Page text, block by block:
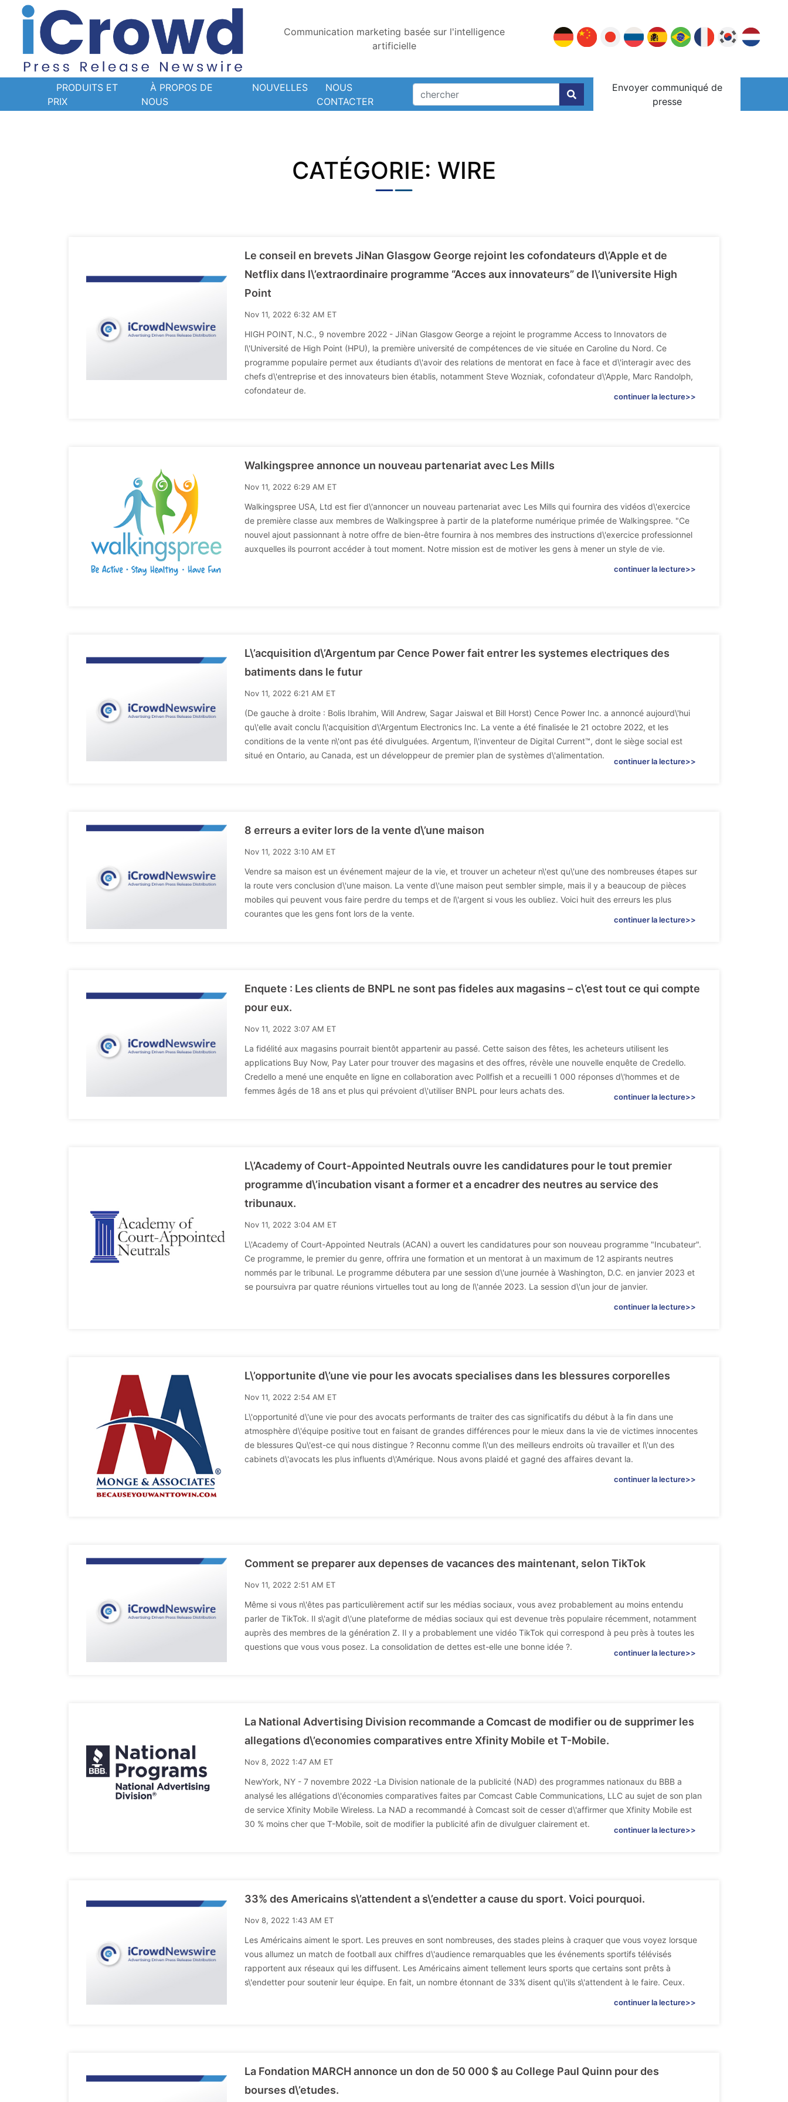
Communication marketing basée sur l'intelligence
artificielle
PRODUITS ET
PRIX
À PROPOS DE
NOUS
NOUVELLES
NOUS
CONTACTER
Envoyer communiqué de
presse
CATÉGORIE: WIRE
Le conseil en brevets JiNan Glasgow George rejoint les cofondateurs d\’Apple et de
Netflix dans l\’extraordinaire programme “Acces aux innovateurs” de l\’universite High
Point
Nov 11, 2022 6:32 AM ET
HIGH POINT, N.C., 9 novembre 2022 - JiNan Glasgow George a rejoint le programme Access to Innovators de
l\'Université de High Point (HPU), la première université de compétences de vie située en Caroline du Nord. Ce
programme populaire permet aux étudiants d\'avoir des relations de mentorat en face à face et d\'interagir avec des
chefs d\'entreprise et des innovateurs bien établis, notamment Steve Wozniak, cofondateur d\'Apple, Marc Randolph,
cofondateur de.
continuer la lecture>>
Walkingspree annonce un nouveau partenariat avec Les Mills
Nov 11, 2022 6:29 AM ET
Walkingspree USA, Ltd est fier d\'annoncer un nouveau partenariat avec Les Mills qui fournira des vidéos d\'exercice
de première classe aux membres de Walkingspree à partir de la plateforme numérique primée de Walkingspree. "Ce
nouvel ajout passionnant à notre offre de bien-être fournira à nos membres des instructions d\'exercice professionnel
auxquelles ils pourront accéder à tout moment. Notre mission est de motiver les gens à mener un style de vie.
continuer la lecture>>
L\’acquisition d\’Argentum par Cence Power fait entrer les systemes electriques des
batiments dans le futur
Nov 11, 2022 6:21 AM ET
(De gauche à droite : Bolis Ibrahim, Will Andrew, Sagar Jaiswal et Bill Horst) Cence Power Inc. a annoncé aujourd\'hui
qu\'elle avait conclu l\'acquisition d\'Argentum Electronics Inc. La vente a été finalisée le 21 octobre 2022, et les
conditions de la vente n\'ont pas été divulguées. Argentum, l\'inventeur de Digital Current™, dont le siège social est
situé en Ontario, au Canada, est un développeur de premier plan de systèmes d\'alimentation.
continuer la lecture>>
8 erreurs a eviter lors de la vente d\’une maison
Nov 11, 2022 3:10 AM ET
Vendre sa maison est un événement majeur de la vie, et trouver un acheteur n\'est qu\'une des nombreuses étapes sur
la route vers conclusion d\'une maison. La vente d\'une maison peut sembler simple, mais il y a beaucoup de pièces
mobiles qui peuvent vous faire perdre du temps et de l\'argent si vous les oubliez. Voici huit des erreurs les plus
courantes que les gens font lors de la vente.
continuer la lecture>>
Enquete : Les clients de BNPL ne sont pas fideles aux magasins – c\’est tout ce qui compte
pour eux.
Nov 11, 2022 3:07 AM ET
La fidélité aux magasins pourrait bientôt appartenir au passé. Cette saison des fêtes, les acheteurs utilisent les
applications Buy Now, Pay Later pour trouver des magasins et des offres, révèle une nouvelle enquête de Credello.
Credello a mené une enquête en ligne en collaboration avec Pollfish et a recueilli 1 000 réponses d\'hommes et de
femmes âgés de 18 ans et plus qui prévoient d\'utiliser BNPL pour leurs achats des.
continuer la lecture>>
L\’Academy of Court-Appointed Neutrals ouvre les candidatures pour le tout premier
programme d\’incubation visant a former et a encadrer des neutres au service des
tribunaux.
Nov 11, 2022 3:04 AM ET
L\'Academy of Court-Appointed Neutrals (ACAN) a ouvert les candidatures pour son nouveau programme "Incubateur".
Ce programme, le premier du genre, offrira une formation et un mentorat à un maximum de 12 aspirants neutres
nommés par le tribunal. Le programme débutera par une session d\'une journée à Washington, D.C. en janvier 2023 et
se poursuivra par quatre réunions virtuelles tout au long de l\'année 2023. La session d\'un jour de janvier.
continuer la lecture>>
L\’opportunite d\’une vie pour les avocats specialises dans les blessures corporelles
Nov 11, 2022 2:54 AM ET
L\'opportunité d\'une vie pour des avocats performants de traiter des cas significatifs du début à la fin dans une
atmosphère d\'équipe positive tout en faisant de grandes différences pour le mieux dans la vie de victimes innocentes
de blessures Qu\'est-ce qui nous distingue ? Reconnu comme l\'un des meilleurs endroits où travailler et l\'un des
cabinets d\'avocats les plus influents d\'Amérique. Nous avons plaidé et gagné des affaires devant la.
continuer la lecture>>
Comment se preparer aux depenses de vacances des maintenant, selon TikTok
Nov 11, 2022 2:51 AM ET
Même si vous n\'êtes pas particulièrement actif sur les médias sociaux, vous avez probablement au moins entendu
parler de TikTok. Il s\'agit d\'une plateforme de médias sociaux qui est devenue très populaire récemment, notamment
auprès des membres de la génération Z. Il y a probablement une vidéo TikTok qui correspond à peu près à toutes les
questions que vous vous posez. La consolidation de dettes est-elle une bonne idée ?.
continuer la lecture>>
La National Advertising Division recommande a Comcast de modifier ou de supprimer les
allegations d\’economies comparatives entre Xfinity Mobile et T-Mobile.
Nov 8, 2022 1:47 AM ET
NewYork, NY - 7 novembre 2022 -La Division nationale de la publicité (NAD) des programmes nationaux du BBB a
analysé les allégations d\'économies comparatives faites par Comcast Cable Communications, LLC au sujet de son plan
de service Xfinity Mobile Wireless. La NAD a recommandé à Comcast soit de cesser d\'affirmer que Xfinity Mobile est
30 % moins cher que T-Mobile, soit de modifier la publicité afin de divulguer clairement et.
continuer la lecture>>
33% des Americains s\’attendent a s\’endetter a cause du sport. Voici pourquoi.
Nov 8, 2022 1:43 AM ET
Les Américains aiment le sport. Les preuves en sont nombreuses, des stades pleins à craquer que vous voyez lorsque
vous allumez un match de football aux chiffres d\'audience remarquables que les événements sportifs télévisés
rapportent aux réseaux qui les diffusent. Les Américains aiment tellement leurs sports que certains sont prêts à
s\'endetter pour soutenir leur équipe. En fait, un nombre étonnant de 33% disent qu\'ils s\'attendent à le faire. Ceux.
continuer la lecture>>
La Fondation MARCH annonce un don de 50 000 $ au College Paul Quinn pour des
bourses d\’etudes.